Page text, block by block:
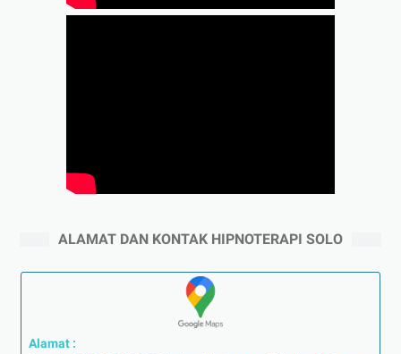
ALAMAT DAN KONTAK HIPNOTERAPI SOLO
Alamat :